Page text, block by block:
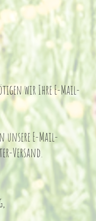
wir Ihre E-Mail-
unsere E-Mail-
Versand.